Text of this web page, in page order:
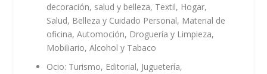
decoración, salud y belleza, Textil, Hogar,
Salud, Belleza y Cuidado Personal, Material de
oficina, Automoción, Droguería y Limpieza,
Mobiliario, Alcohol y Tabaco
Ocio: Turismo, Editorial, Juguetería,